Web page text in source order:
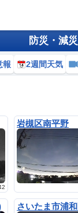
防災・減災
報 2週間天気
岩槻区南平野